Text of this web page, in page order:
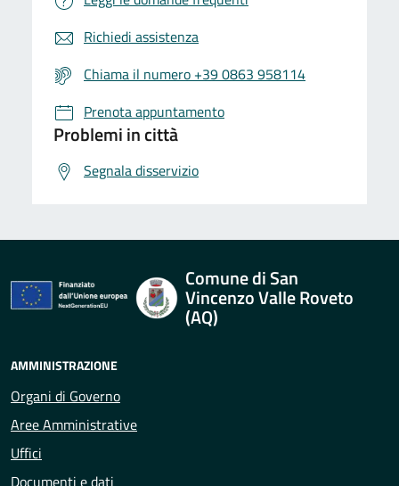
Richiedi assistenza
Chiama il numero +39 0863 958114
Prenota appuntamento
Problemi in città
Segnala disservizio
Comune di San
Vincenzo Valle Roveto
(AQ)
AMMINISTRAZIONE
Organi di Governo
Aree Amministrative
Uffici
Documenti e dati